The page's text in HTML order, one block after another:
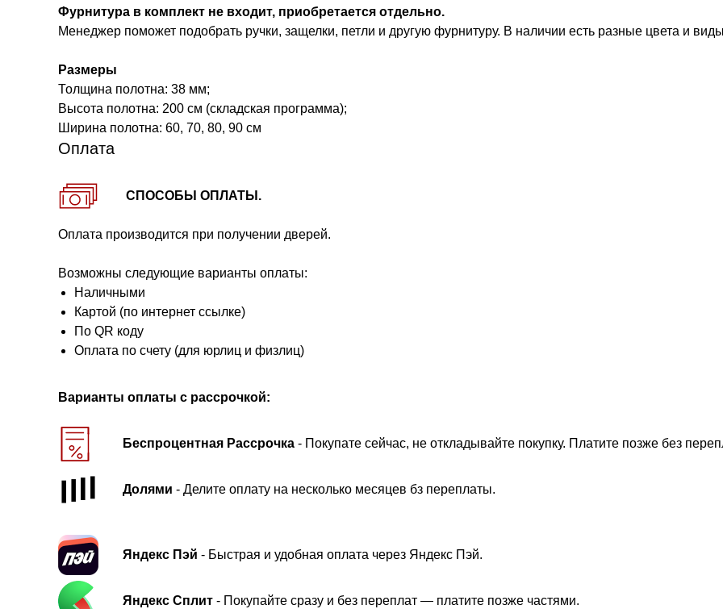
Фурнитура в комплект не входит, приобретается отдельно.
Менеджер поможет подобрать ручки, защелки, петли и другую фурнитуру. В наличии есть разные цвета и
Размеры
Толщина полотна: 38 мм;
Высота полотна: 200 см (складская программа);
Ширина полотна: 60, 70, 80, 90 см
Оплата
СПОСОБЫ ОПЛАТЫ.
Оплата производится при получении дверей.
Возможны следующие варианты оплаты:
Наличными
Картой (по интернет ссылке)
По QR коду
Оплата по счету (для юрлиц и физлиц)
Варианты оплаты с рассрочкой:
Беспроцентная Рассрочка - Покупате сейчас, не откладывайте покупку. Платите позже без
Долями - Делите оплату на несколько месяцев бз переплаты.
Яндекс Пэй - Быстрая и удобная оплата через Яндекс Пэй.
Яндекс Сплит - Покупайте сразу и без переплат — платите позже частями.